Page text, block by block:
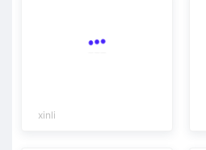
xinli